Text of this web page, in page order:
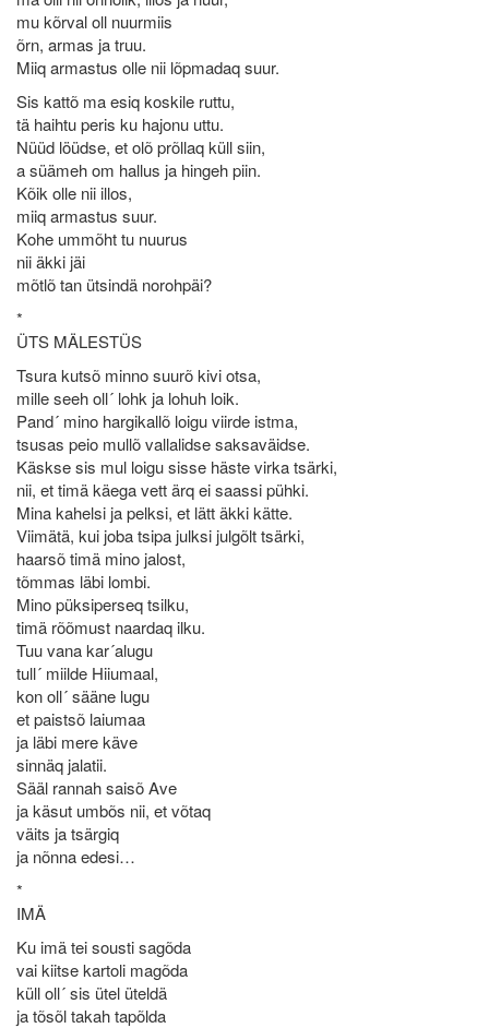
mu kõrval oll nuurmiis
õrn, armas ja truu.
Miiq armastus olle nii lõpmadaq suur.
Sis kattõ ma esiq koskile ruttu,
tä haihtu peris ku hajonu uttu.
Nüüd löüdse, et olõ prõllaq küll siin,
a süämeh om hallus ja hingeh piin.
Kõik olle nii illos,
miiq armastus suur.
Kohe ummõht tu nuurus
nii äkki jäi
mõtlõ tan ütsindä norohpäi?
*
ÜTS MÄLESTÜS
Tsura kutsõ minno suurõ kivi otsa,
mille seeh oll´ lohk ja lohuh loik.
Pand´ mino hargikallõ loigu viirde istma,
tsusas peio mullõ vallalidse saksaväidse.
Käskse sis mul loigu sisse häste virka tsärki,
nii, et timä käega vett ärq ei saassi pühki.
Mina kahelsi ja pelksi, et lätt äkki kätte.
Viimätä, kui joba tsipa julksi julgõlt tsärki,
haarsõ timä mino jalost,
tõmmas läbi lombi.
Mino püksiperseq tsilku,
timä rõõmust naardaq ilku.
Tuu vana kar´alugu
tull´ miilde Hiiumaal,
kon oll´ sääne lugu
et paistsõ laiumaa
ja läbi mere käve
sinnäq jalatii.
Sääl rannah saisõ Ave
ja käsut umbõs nii, et võtaq
väits ja tsärgiq
ja nõnna edesi…
*
IMÄ
Ku imä tei sousti sagõda
vai kiitse kartoli magõda
küll oll´ sis ütel üteldä
ja tõsõl takah tapõlda